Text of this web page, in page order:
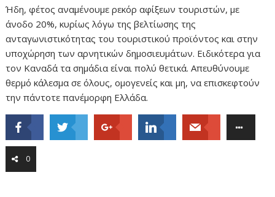
Ήδη, φέτος αναμένουμε ρεκόρ αφίξεων τουριστών, με
άνοδο 20%, κυρίως λόγω της βελτίωσης της
ανταγωνιστικότητας του τουριστικού προϊόντος και στην
υποχώρηση των αρνητικών δημοσιευμάτων. Ειδικότερα για
τον Καναδά τα σημάδια είναι πολύ θετικά. Απευθύνουμε
θερμό κάλεσμα σε όλους, ομογενείς και μη, να επισκεφτούν
την πάντοτε πανέμορφη Ελλάδα.
0